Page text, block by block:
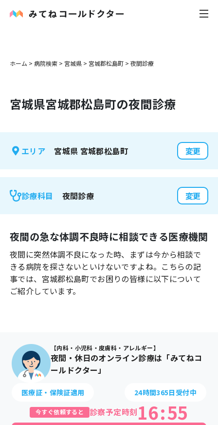
内科
花粉症
感染症
よくあるご質問
ホーム > 病院検索 > 宮城県 > 宮城郡松島町 > 夜間診療
宮城県宮城郡松島町の夜間診療
エリア 宮城県 宮城郡松島町 変更
診療科目 夜間診療 変更
夜間の急な体調不良時に相談できる医療機関
夜間に突然体調不良になった時、まずは今から相談で
きる病院を探さないといけないですよね。こちらの記
事では、 宮城郡松島町でお困りの皆様に以下について
ご紹介しています。
【内科・小児科・皮膚科・アレルギー】
夜間・休日のオンライン診療は「みてねコ
ールドクター」
医療証・保険証適用 24時間365日受付中
今すぐ依頼すると 診察予定時刻16:55